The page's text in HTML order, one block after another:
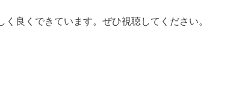
く良くできています。ぜひ視聴してください。